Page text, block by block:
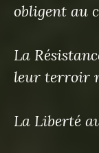
obligent au
La
leur terroir
La Liberté